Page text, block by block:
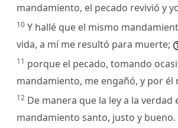
mandamiento, el pecado revivió y
10 Y hallé que el mismo
vida, a mí me resultó para muerte;
11 porque el pecado, tomando
mandamiento, me engañó, y por él
12 De manera que la ley a la verdad
mandamiento santo, justo y bueno.